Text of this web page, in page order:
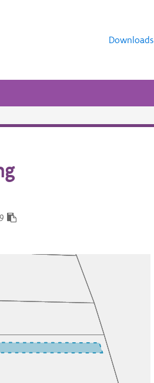
Downloads